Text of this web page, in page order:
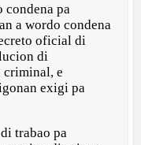
condena pa
a wordo condena
oficial di
di
criminal, e
exigi pa
trabao pa